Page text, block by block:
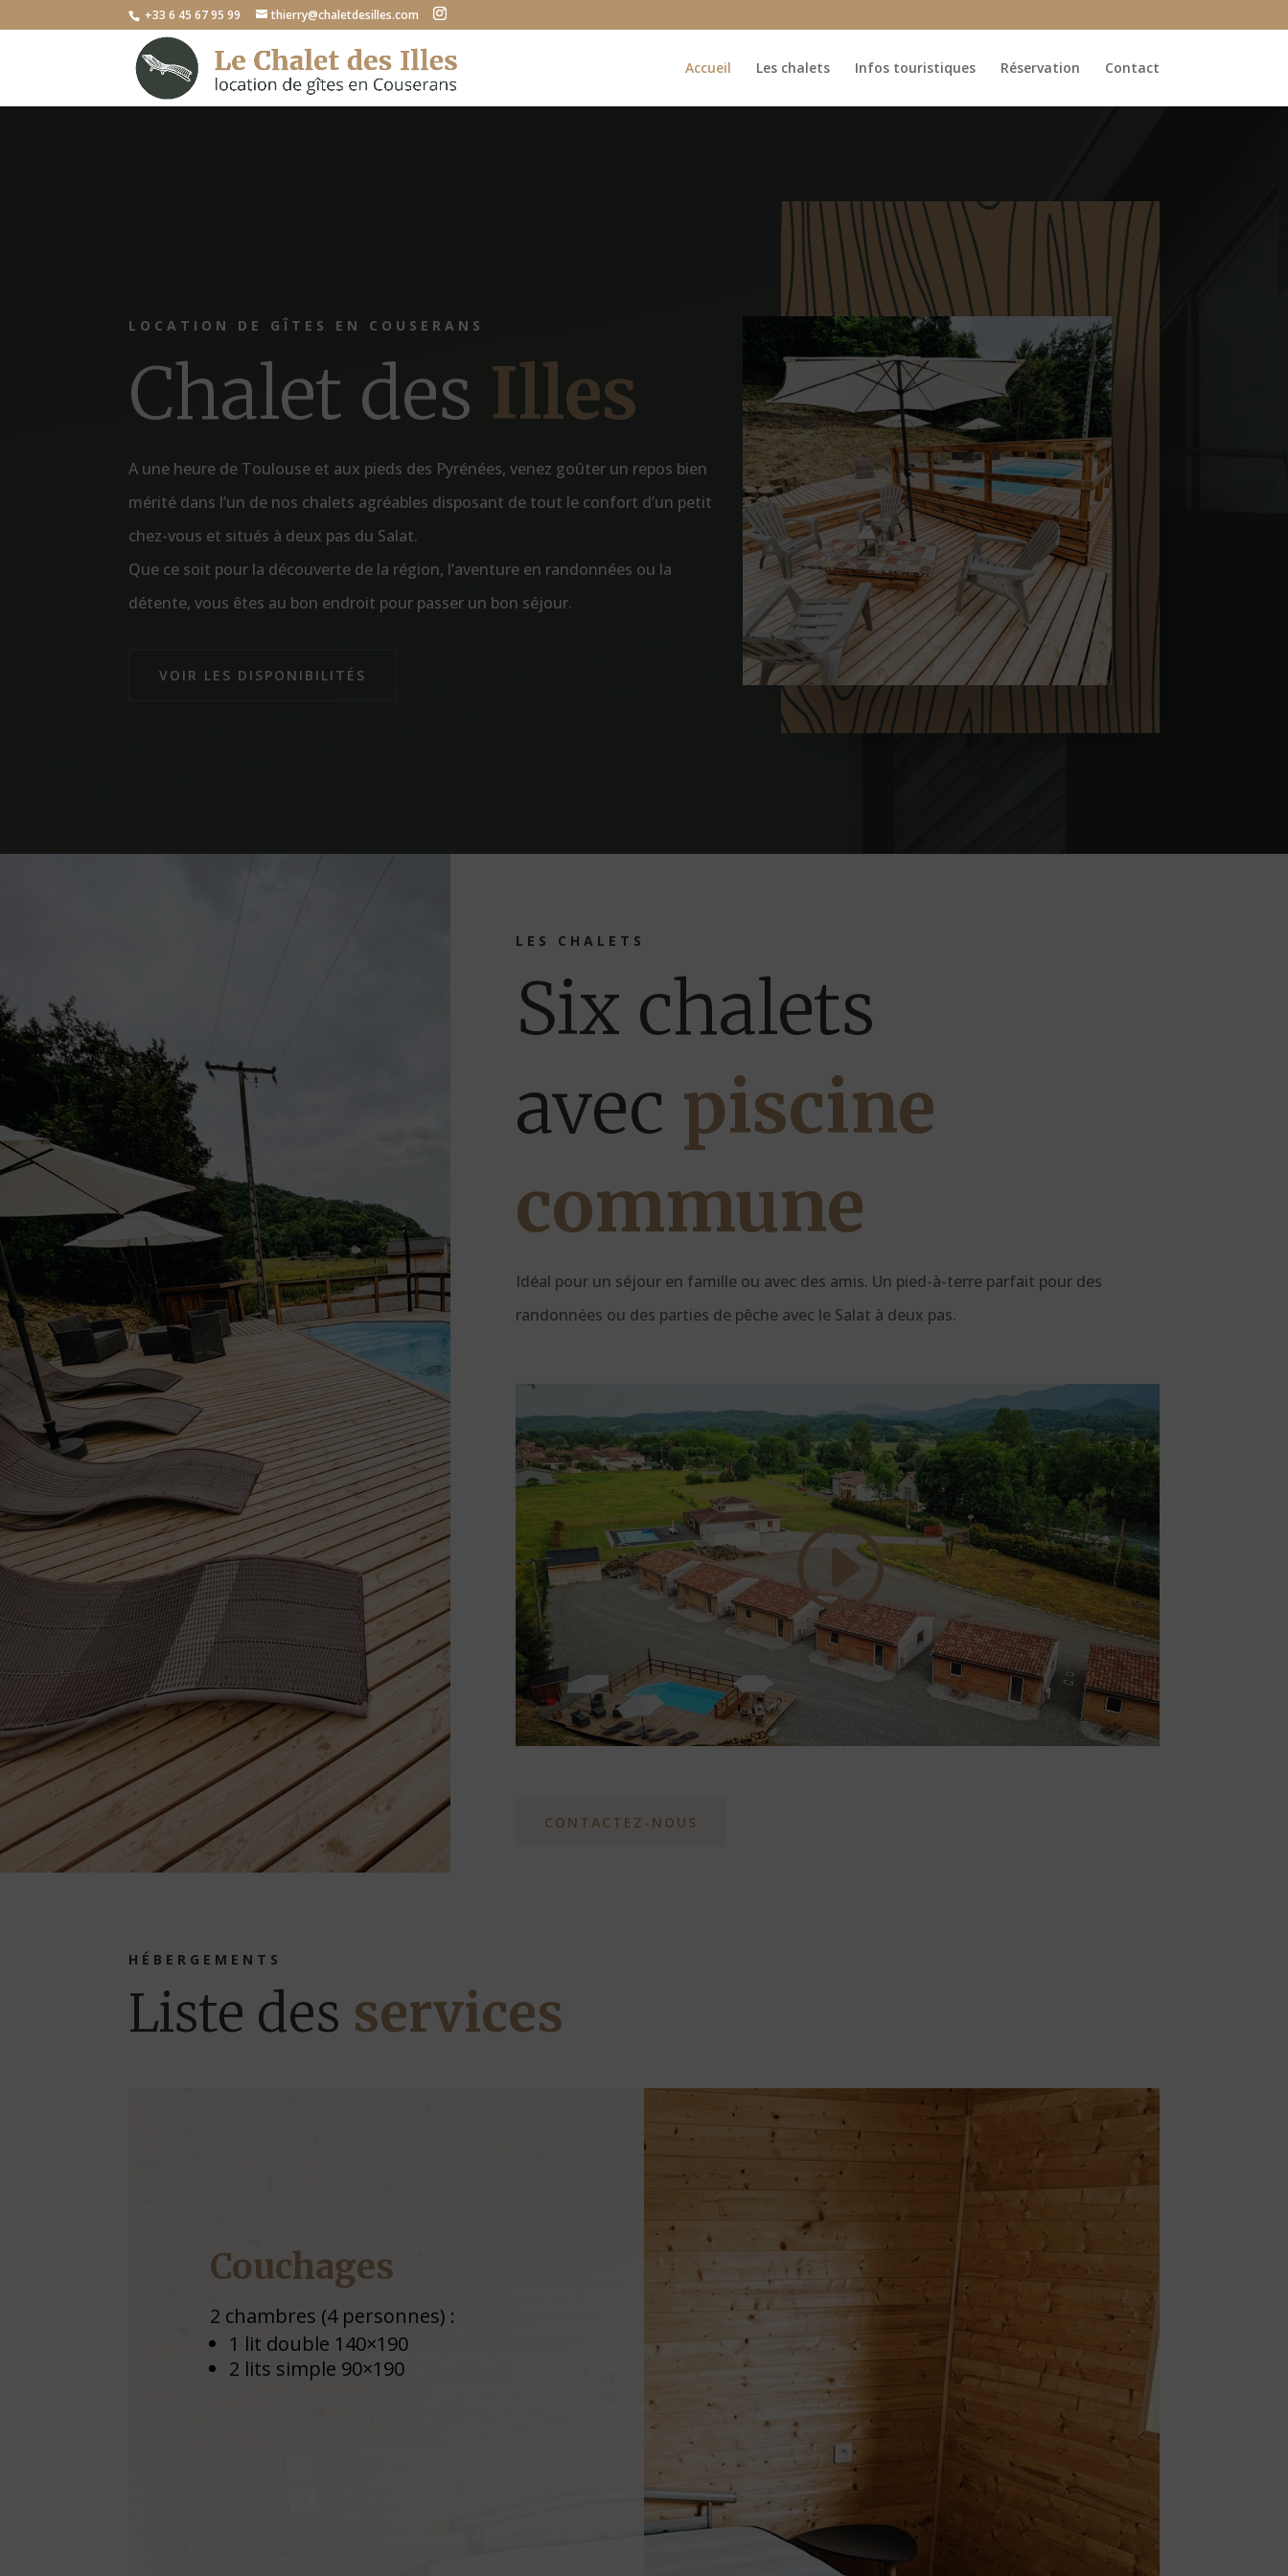
+33 6 45 67 95 99 thierry@chaletdesilles.com
Accueil Les chalets Infos touristiques Réservation Contact
LOCATION DE GÎTES EN COUSERANS
Chalet des Illes
A une heure de Toulouse et aux pieds des Pyrénées, venez goûter un repos bien
mérité dans l’un de nos chalets agréables disposant de tout le confort d’un petit
chez-vous et situés à deux pas du Salat.
Que ce soit pour la découverte de la région, l’aventure en randonnées ou la
détente, vous êtes au bon endroit pour passer un bon séjour.
VOIR LES DISPONIBILITÉS
LES CHALETS
Six chalets
avec piscine
commune
Idéal pour un séjour en famille ou avec des amis. Un pied-à-terre parfait pour des
randonnées ou des parties de pêche avec le Salat à deux pas.
CONTACTEZ-NOUS
HÉBERGEMENTS
Liste des services
Couchages
2 chambres (4 personnes) :
1 lit double 140×190
2 lits simple 90×190
plaque de cuisson
frigo 160L